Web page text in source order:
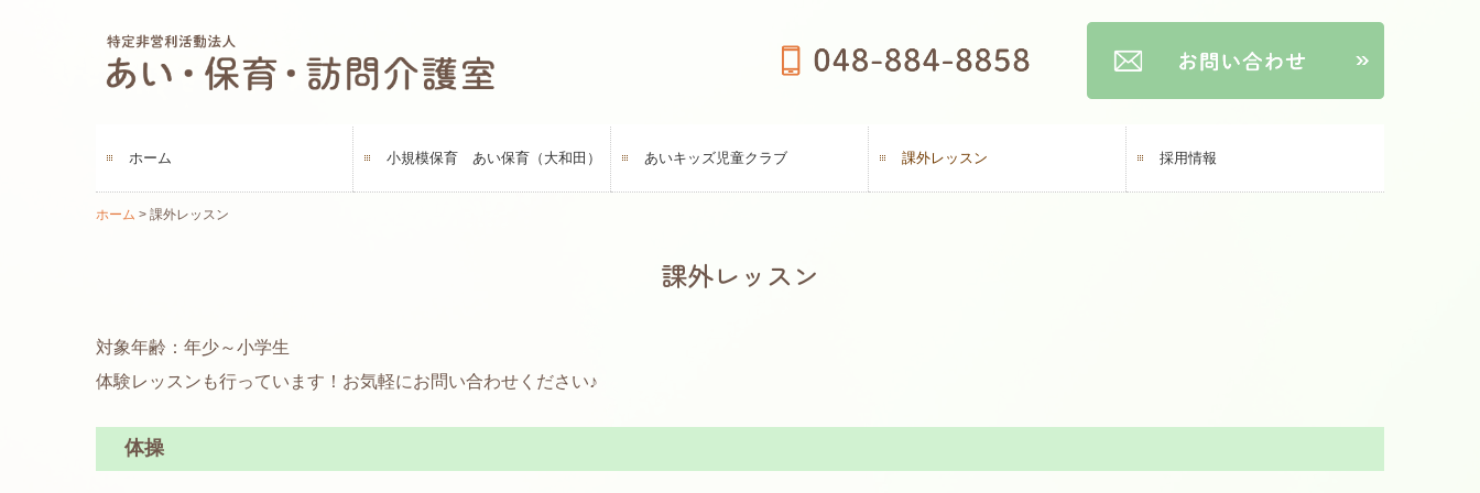
ホーム 小規模保育 あい保育（大和田） あいキッズ児童クラブ 課外レッスン 採用情報
ホーム 課外レッスン
課外レッスン
対象年齢：年少～小学生
体験レッスンも行っています！お気軽にお問い合わせください♪
体操